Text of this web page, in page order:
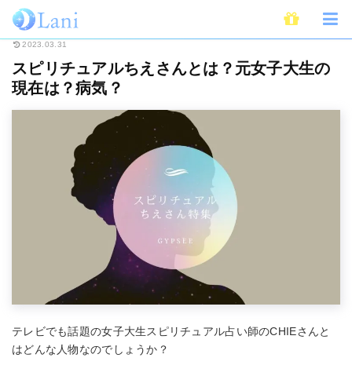
ホーム スピリチュアル スピリチュアルちえさんとは？元女子大生の現在
2023.03.31
スピリチュアルちえさんとは？元女子大生の
現在は？病気？
テレビでも話題の女子大生スピリチュアル占い師のCHIEさんと
はどんな人物なのでしょうか？